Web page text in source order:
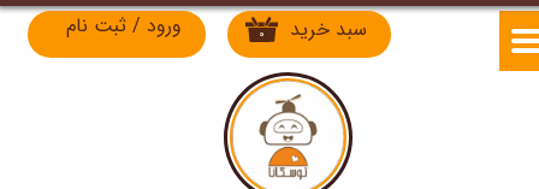
۰ سبد خرید ورود / ثبت نام
حساب کاربری من